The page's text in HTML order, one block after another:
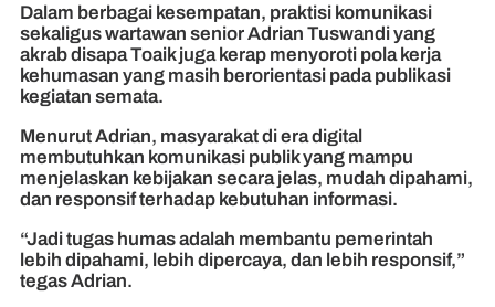
Dalam berbagai kesempatan, praktisi komunikasi
sekaligus wartawan senior Adrian Tuswandi yang
akrab disapa Toaik juga kerap menyoroti pola kerja
kehumasan yang masih berorientasi pada publikasi
kegiatan semata.
Menurut Adrian, masyarakat di era digital
membutuhkan komunikasi publik yang mampu
menjelaskan kebijakan secara jelas, mudah dipahami,
dan responsif terhadap kebutuhan informasi.
“Jadi tugas humas adalah membantu pemerintah
lebih dipahami, lebih dipercaya, dan lebih responsif,”
tegas Adrian.